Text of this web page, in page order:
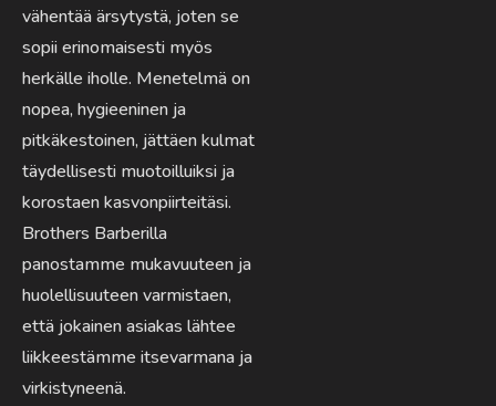
vähentää ärsytystä, joten se
sopii erinomaisesti myös
herkälle iholle. Menetelmä on
nopea, hygieeninen ja
pitkäkestoinen, jättäen kulmat
täydellisesti muotoilluiksi ja
korostaen kasvonpiirteitäsi.
Brothers Barberilla
panostamme mukavuuteen ja
huolellisuuteen varmistaen,
että jokainen asiakas lähtee
liikkeestämme itsevarmana ja
virkistyneenä.